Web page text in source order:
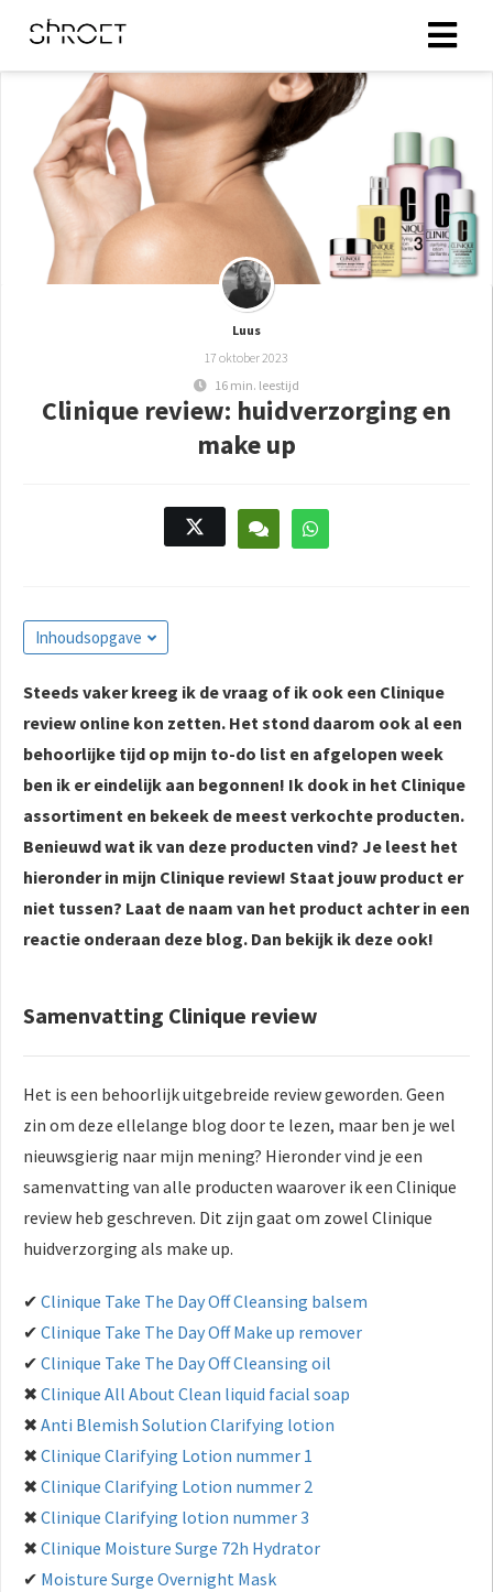
Luus
17 oktober 2023
16 min. leestijd
Clinique review: huidverzorging en
make up
Inhoudsopgave
Steeds vaker kreeg ik de vraag of ik ook een Clinique
review online kon zetten. Het stond daarom ook al een
behoorlijke tijd op mijn to-do list en afgelopen week
ben ik er eindelijk aan begonnen! Ik dook in het Clinique
assortiment en bekeek de meest verkochte producten.
Benieuwd wat ik van deze producten vind? Je leest het
hieronder in mijn Clinique review! Staat jouw product er
niet tussen? Laat de naam van het product achter in een
reactie onderaan deze blog. Dan bekijk ik deze ook!
Samenvatting Clinique review
Het is een behoorlijk uitgebreide review geworden. Geen
zin om deze ellelange blog door te lezen, maar ben je wel
nieuwsgierig naar mijn mening? Hieronder vind je een
samenvatting van alle producten waarover ik een Clinique
review heb geschreven. Dit zijn gaat om zowel Clinique
huidverzorging als make up.
✔ Clinique Take The Day Off Cleansing balsem
✔ Clinique Take The Day Off Make up remover
✔ Clinique Take The Day Off Cleansing oil
✖ Clinique All About Clean liquid facial soap
✖ Anti Blemish Solution Clarifying lotion
✖ Clinique Clarifying Lotion nummer 1
✖ Clinique Clarifying Lotion nummer 2
✖ Clinique Clarifying lotion nummer 3
✖ Clinique Moisture Surge 72h Hydrator
✔ Moisture Surge Overnight Mask
policy
gebruikt
om
van
op
de
website-
van